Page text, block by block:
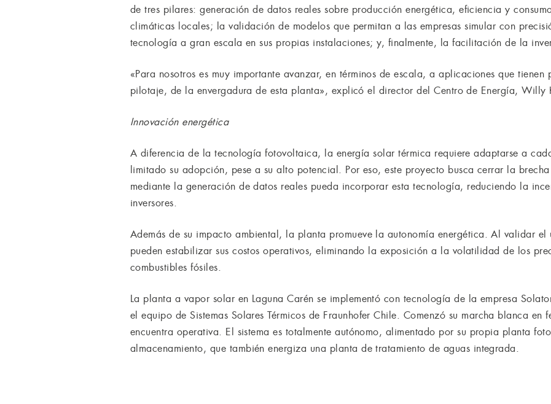
de tres pilares: generación de datos reales sobre producción energética, eficiencia y
climáticas locales; la validación de modelos que permitan a las empresas simular con
tecnología a gran escala en sus propias instalaciones; y, finalmente, la facilitación de la
«Para nosotros es muy importante avanzar, en términos de escala, a aplicaciones que
pilotaje, de la envergadura de esta planta», explicó el director del Centro de Energía, Willy
Innovación energética
A diferencia de la tecnología fotovoltaica, la energía solar térmica requiere adaptarse a
limitado su adopción, pese a su alto potencial. Por eso, este proyecto busca cerrar la
mediante la generación de datos reales pueda incorporar esta tecnología, reduciendo la
inversores.
Además de su impacto ambiental, la planta promueve la autonomía energética. Al validar el
pueden estabilizar sus costos operativos, eliminando la exposición a la volatilidad de los
combustibles fósiles.
La planta a vapor solar en Laguna Carén se implementó con tecnología de la empresa
el equipo de Sistemas Solares Térmicos de Fraunhofer Chile. Comenzó su marcha blanca
encuentra operativa. El sistema es totalmente autónomo, alimentado por su propia planta
almacenamiento, que también energiza una planta de tratamiento de aguas integrada.